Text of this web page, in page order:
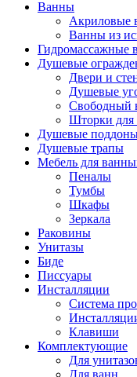
Ванны
Акриловые
Ванны из
Гидромассажные
Душевые
Двери и
Душевые
Свободный
Шторки для
Душевые
Душевые трапы
Мебель для
Пеналы
Тумбы
Шкафы
Зеркала
Раковины
Унитазы
Биде
Писсуары
Инсталляции
Система
Клавиши
Комплектующие
Для